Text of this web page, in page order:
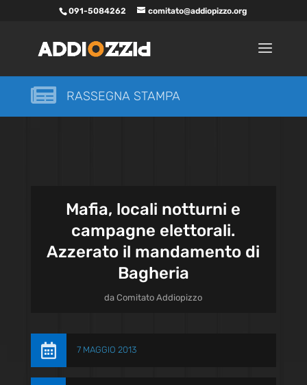
091-5084262 comitato@addiopizzo.org
 RASSEGNA STAMPA
Mafia, locali notturni e
campagne elettorali.
Azzerato il mandamento di
Bagheria
daComitato Addiopizzo
 7 MAGGIO 2013